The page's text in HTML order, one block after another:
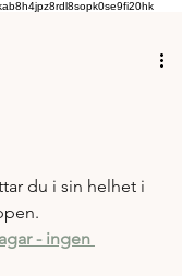
du i sin helhet i
- ingen